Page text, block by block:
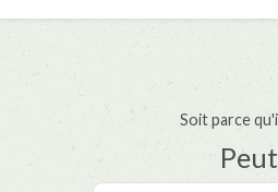
Soit parce